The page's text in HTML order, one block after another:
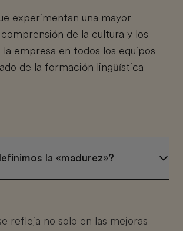
experimentan una mayor
de la cultura y los
empresa en todos los equipos
de la formación lingüística
la «madurez»?
refleja no solo en las mejoras